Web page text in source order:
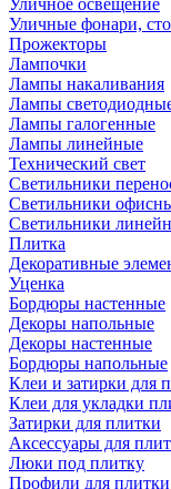
Уличное освещение
Уличные фонари,
Прожекторы
Лампочки
Лампы накаливания
Лампы
Лампы галогенные
Лампы линейные
Технический свет
Светильники
Светильники
Светильники
Плитка
Декоративные
Уценка
Бордюры настенные
Декоры напольные
Декоры настенные
Бордюры напольные
Клеи и затирки для
Клеи для укладки
Затирки для плитки
Аксессуары для
Люки под плитку
Профили для плитки